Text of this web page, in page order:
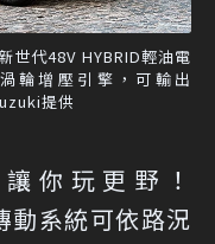
代48V HYBRID輕油電
輪增壓引擎，可輸出
提供
你玩更野！
動系統可依路況